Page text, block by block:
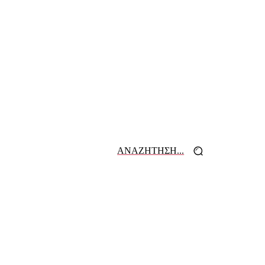
ΑΝΑΖΗΤΗΣΗ...